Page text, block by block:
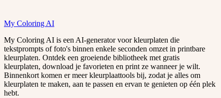
My Coloring AI
My Coloring AI is een AI-generator voor kleurplaten die
tekstprompts of foto's binnen enkele seconden omzet in printbare
kleurplaten. Ontdek een groeiende bibliotheek met gratis
kleurplaten, download je favorieten en print ze wanneer je wilt.
Binnenkort komen er meer kleurplaattools bij, zodat je alles om
kleurplaten te maken, aan te passen en ervan te genieten op één plek
hebt.